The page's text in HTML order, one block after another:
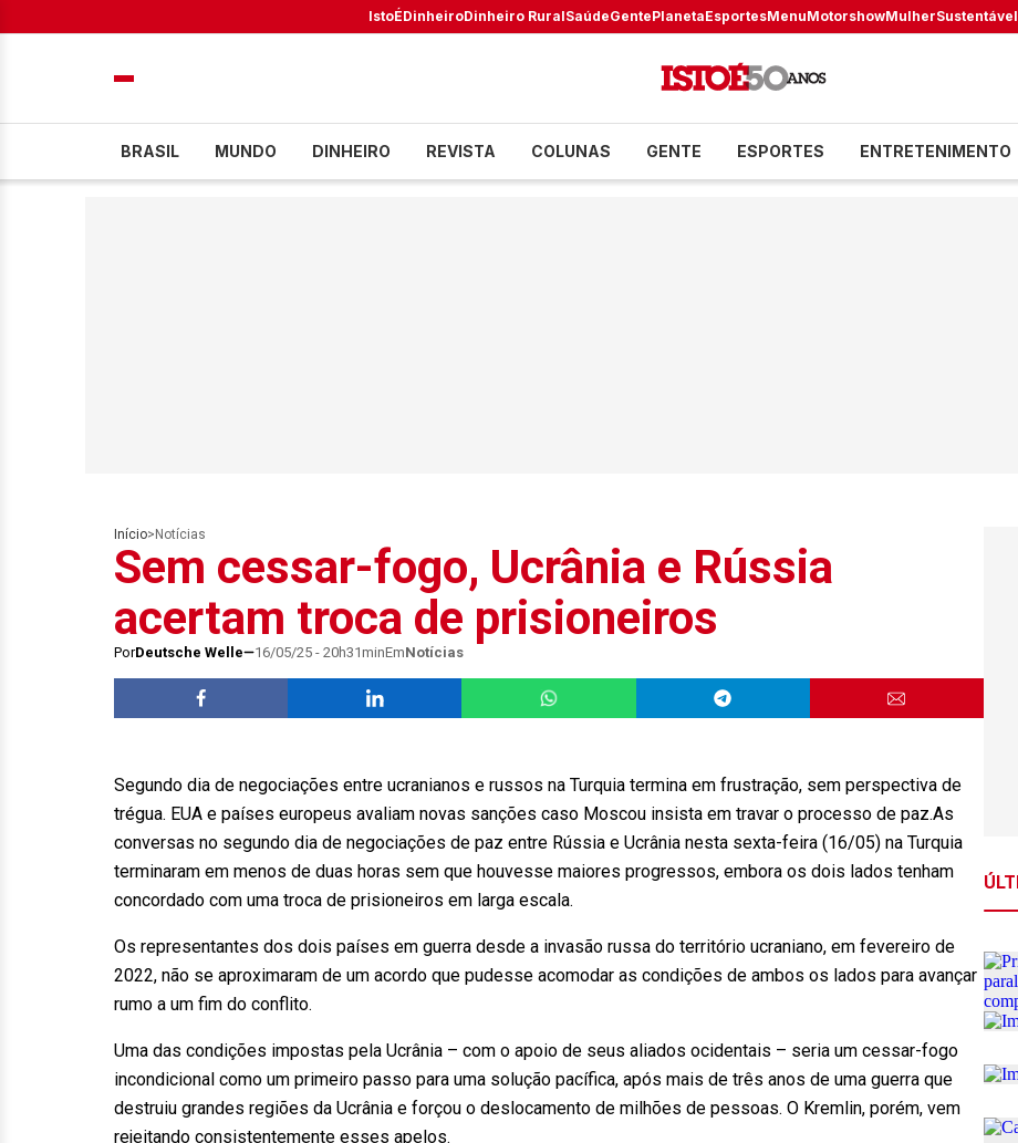
IstoÉDinheiroDinheiro RuralSaúdeGentePlanetaEsportesMenuMotorshowMulherSustentável
BRASIL MUNDO DINHEIRO REVISTA COLUNAS GENTE ESPORTES ENTRETENIMENTO
Início> Notícias
Sem cessar-fogo, Ucrânia e Rússia
acertam troca de prisioneiros
PorDeutsche Welle 16/05/25 - 20h31minEmNotícias
Segundo dia de negociações entre ucranianos e russos na Turquia termina em frustração, sem perspectiva de
trégua. EUA e países europeus avaliam novas sanções caso Moscou insista em travar o processo de paz.As
conversas no segundo dia de negociações de paz entre Rússia e Ucrânia nesta sexta-feira (16/05) na Turquia
terminaram em menos de duas horas sem que houvesse maiores progressos, embora os dois lados tenham
concordado com uma troca de prisioneiros em larga escala.
Os representantes dos dois países em guerra desde a invasão russa do território ucraniano, em fevereiro de
2022, não se aproximaram de um acordo que pudesse acomodar as condições de ambos os lados para avançar
rumo a um fim do conflito.
Uma das condições impostas pela Ucrânia – com o apoio de seus aliados ocidentais – seria um cessar-fogo
incondicional como um primeiro passo para uma solução pacífica, após mais de três anos de uma guerra que
destruiu grandes regiões da Ucrânia e forçou o deslocamento de milhões de pessoas. O Kremlin, porém, vem
rejeitando consistentemente esses apelos.